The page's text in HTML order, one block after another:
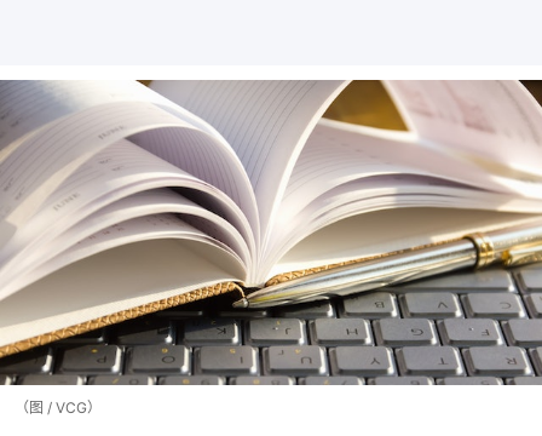
（图 / VCG）